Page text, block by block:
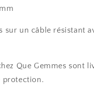
sur un câble résistant
Que Gemmes sont
protection.